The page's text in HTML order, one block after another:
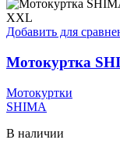
XXL
Добавить для
Мотокуртка
Мотокуртки
SHIMA
В наличии